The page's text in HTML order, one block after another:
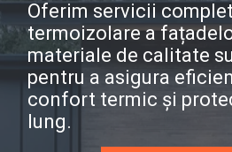
Oferim servicii
termoizolare a
materiale de calitate
pentru a asigura
confort termic și
lung.